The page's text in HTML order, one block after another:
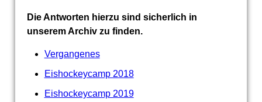
Die Antworten hierzu sind sicherlich in
unserem Archiv zu finden.
Vergangenes
Eishockeycamp 2018
Eishockeycamp 2019